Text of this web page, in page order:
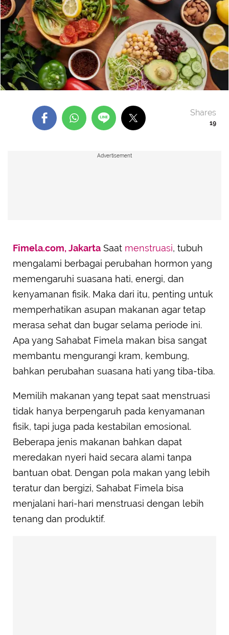
19
Shares
Advertisement
Fimela.com, Jakarta Saat menstruasi, tubuh
mengalami berbagai perubahan hormon yang
memengaruhi suasana hati, energi, dan
kenyamanan fisik. Maka dari itu, penting untuk
memperhatikan asupan makanan agar tetap
merasa sehat dan bugar selama periode ini.
Apa yang Sahabat Fimela makan bisa sangat
membantu mengurangi kram, kembung,
bahkan perubahan suasana hati yang tiba-tiba.
Memilih makanan yang tepat saat menstruasi
tidak hanya berpengaruh pada kenyamanan
fisik, tapi juga pada kestabilan emosional.
Beberapa jenis makanan bahkan dapat
meredakan nyeri haid secara alami tanpa
bantuan obat. Dengan pola makan yang lebih
teratur dan bergizi, Sahabat Fimela bisa
menjalani hari-hari menstruasi dengan lebih
tenang dan produktif.